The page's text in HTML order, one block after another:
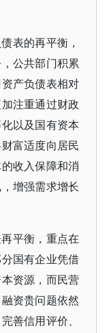
表的再平衡，
公共部门积累
产负债表相对
注重通过财政
以及国有资本
富适度向居民
收入保障和消
增强需求增长
平衡，重点在
国有企业凭借
资源，而民营
资贵问题依然
善信用评价、